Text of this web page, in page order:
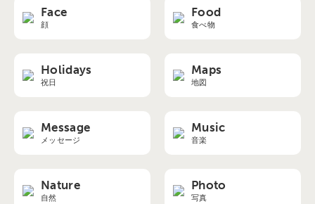
Face
顔
Food
食べ物
Holidays
祝日
Maps
地図
Message
メッセージ
Music
音楽
Nature
自然
Photo
写真